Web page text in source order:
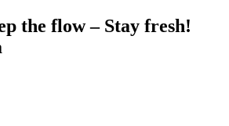
the flow – Stay fresh!